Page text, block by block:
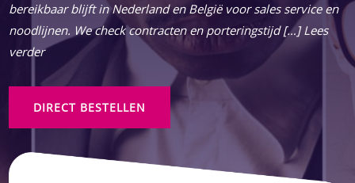
bereikbaar blijft in Nederland en België voor sales service en
noodlijnen. We check contracten en porteringstijd […] Lees
verder
DIRECT BESTELLEN